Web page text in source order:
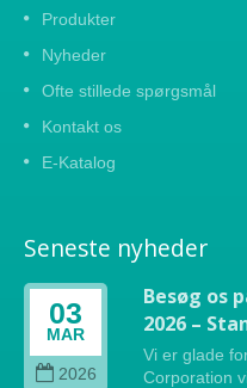
Produkter
Nyheder
Ofte stillede spørgsmål
Kontakt os
E-Katalog
Seneste nyheder
03
MAR
2026
Besøg os
2026 –
Vi er glade
Corporation